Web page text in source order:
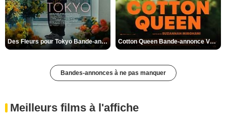
Des Fleurs pour Tokyo Bande-annonce VO STFR Cotton Queen Bande-annonce VO STFR
Bandes-annonces à ne pas manquer
Meilleurs films à l'affiche